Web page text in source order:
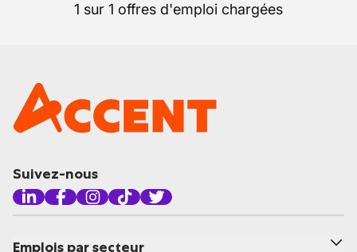
1 sur 1 offres d'emploi chargées
Suivez-nous
Emplois par secteur